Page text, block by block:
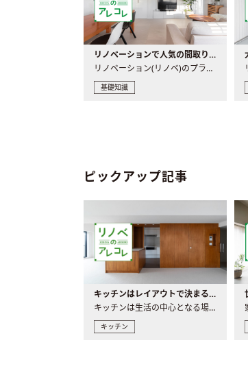
リノベーションで人気の間取りとは？トレンドの間取りと実例を徹底解説
リノベーション(リノベ)のプランニングで一番最初に決めるのは..
基礎知識
ピックアップ記事
キッチンはレイアウトで決まる。後悔しないための考え方と選び方
キッチンは生活の中心となる場所だからこそ、家の中のどこに置..
キッチン